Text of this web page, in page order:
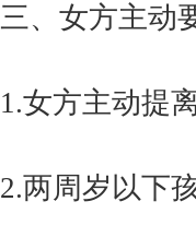
三、女方主动
1.女方主动提
2.两周岁以下